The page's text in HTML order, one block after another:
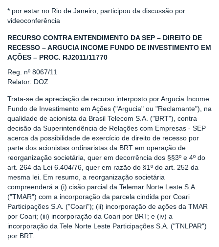
* por estar no Rio de Janeiro, participou da discussão por
videoconferência
RECURSO CONTRA ENTENDIMENTO DA SEP – DIREITO DE
RECESSO – ARGUCIA INCOME FUNDO DE INVESTIMENTO EM
AÇÕES – PROC. RJ2011/11770
Reg. nº 8067/11
Relator: DOZ
Trata-se de apreciação de recurso interposto por Argucia Income
Fundo de Investimento em Ações ("Argucia" ou "Reclamante"), na
qualidade de acionista da Brasil Telecom S.A. ("BRT"), contra
decisão da Superintendência de Relações com Empresas - SEP
acerca da possibilidade de exercício de direito de recesso por
parte dos acionistas ordinaristas da BRT em operação de
reorganização societária, quer em decorrência dos §§3º e 4º do
art. 264 da Lei 6.404/76, quer em razão do §1º do art. 252 da
mesma lei. Em resumo, a reorganização societária
compreenderá a (i) cisão parcial da Telemar Norte Leste S.A.
("TMAR") com a incorporação da parcela cindida por Coari
Participações S.A. ("Coari"); (ii) incorporação de ações da TMAR
por Coari; (iii) incorporação da Coari por BRT; e (iv) a
incorporação da Tele Norte Leste Participações S.A. ("TNLPAR")
por BRT.